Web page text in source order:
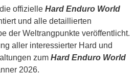
offizielle Hard Enduro World
und alle detaillierten
der Weltrangpunkte veröffentlicht.
aller interessierter Hard und
zum Hard Enduro World
2026.